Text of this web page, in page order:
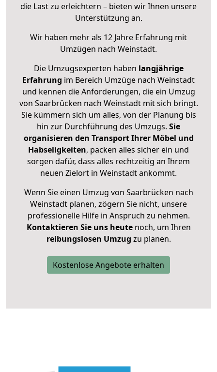
die Last zu erleichtern – bieten wir Ihnen unsere
Unterstützung an.
Wir haben mehr als 12 Jahre Erfahrung mit
Umzügen nach Weinstadt.
Die Umzugsexperten haben langjährige
Erfahrung im Bereich Umzüge nach Weinstadt
und kennen die Anforderungen, die ein Umzug
von Saarbrücken nach Weinstadt mit sich bringt.
Sie kümmern sich um alles, von der Planung bis
hin zur Durchführung des Umzugs. Sie
organisieren den Transport Ihrer Möbel und
Habseligkeiten, packen alles sicher ein und
sorgen dafür, dass alles rechtzeitig an Ihrem
neuen Zielort in Weinstadt ankommt.
Wenn Sie einen Umzug von Saarbrücken nach
Weinstadt planen, zögern Sie nicht, unsere
professionelle Hilfe in Anspruch zu nehmen.
Kontaktieren Sie uns heutenoch, um Ihren
reibungslosen Umzug zu planen.
Kostenlose Angebote erhalten